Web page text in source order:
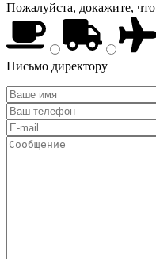
Пожалуйста, докажите,
Письмо директору